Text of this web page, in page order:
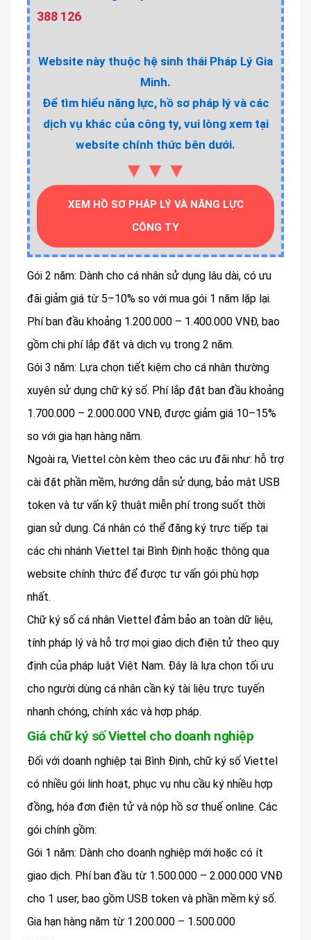
388 126
Website này thuộc hệ sinh thái Pháp Lý Gia
Minh.
Để tìm hiểu năng lực, hồ sơ pháp lý và các
dịch vụ khác của công ty, vui lòng xem tại
website chính thức bên dưới.
▼▼▼
XEM HỒ SƠ PHÁP LÝ VÀ NĂNG LỰC
CÔNG TY
Gói 2 năm: Dành cho cá nhân sử dụng lâu dài, có ưu
đãi giảm giá từ 5–10% so với mua gói 1 năm lặp lại.
Phí ban đầu khoảng 1.200.000 – 1.400.000 VNĐ, bao
gồm chi phí lắp đặt và dịch vụ trong 2 năm.
Gói 3 năm: Lựa chọn tiết kiệm cho cá nhân thường
xuyên sử dụng chữ ký số. Phí lắp đặt ban đầu khoảng
1.700.000 – 2.000.000 VNĐ, được giảm giá 10–15%
so với gia hạn hàng năm.
Ngoài ra, Viettel còn kèm theo các ưu đãi như: hỗ trợ
cài đặt phần mềm, hướng dẫn sử dụng, bảo mật USB
token và tư vấn kỹ thuật miễn phí trong suốt thời
gian sử dụng. Cá nhân có thể đăng ký trực tiếp tại
các chi nhánh Viettel tại Bình Định hoặc thông qua
website chính thức để được tư vấn gói phù hợp
nhất.
Chữ ký số cá nhân Viettel đảm bảo an toàn dữ liệu,
tính pháp lý và hỗ trợ mọi giao dịch điện tử theo quy
định của pháp luật Việt Nam. Đây là lựa chọn tối ưu
cho người dùng cá nhân cần ký tài liệu trực tuyến
nhanh chóng, chính xác và hợp pháp.
Giá chữ ký số Viettel cho doanh nghiệp
Đối với doanh nghiệp tại Bình Định, chữ ký số Viettel
có nhiều gói linh hoạt, phục vụ nhu cầu ký nhiều hợp
đồng, hóa đơn điện tử và nộp hồ sơ thuế online. Các
gói chính gồm:
Gói 1 năm: Dành cho doanh nghiệp mới hoặc có ít
giao dịch. Phí ban đầu từ 1.500.000 – 2.000.000 VNĐ
cho 1 user, bao gồm USB token và phần mềm ký số.
Gia hạn hàng năm từ 1.200.000 – 1.500.000